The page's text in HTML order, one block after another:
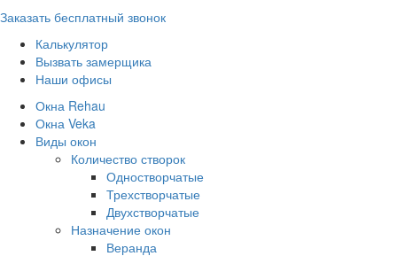
Заказать бесплатный звонок
Калькулятор
Вызвать замерщика
Наши офисы
Окна Rehau
Окна Veka
Виды окон
Количество створок
Одностворчатые
Трехстворчатые
Двухстворчатые
Назначение окон
Веранда